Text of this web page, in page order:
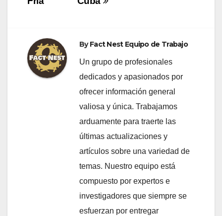
de
ByFact Nest Equipo de Trabajo
Un grupo de profesionales
dedicados y apasionados por
ofrecer información general
valiosa y única. Trabajamos
arduamente para traerte las
últimas actualizaciones y
artículos sobre una variedad de
temas. Nuestro equipo está
compuesto por expertos e
investigadores que siempre se
esfuerzan por entregar